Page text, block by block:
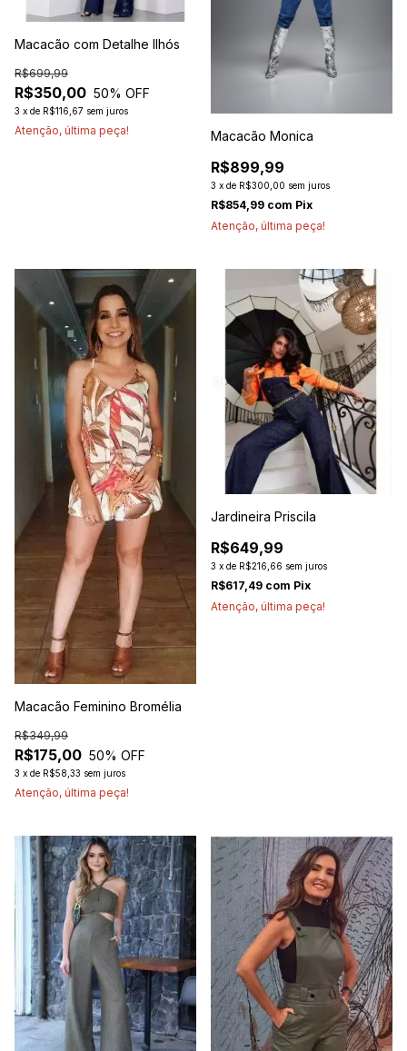
Macacão com Detalhe Ilhós
R$350,00
R$699,99
50% OFF
3 x de R$116,67 sem juros
Atenção, última peça! Macacão Monica
R$899,99
3 x de R$300,00 sem juros
R$854,99 com Pix
Atenção, última peça!
Macacão Feminino Bromélia
R$175,00
R$349,99
50% OFF
3 x de R$58,33 sem juros
Atenção, última peça!
Jardineira Priscila
R$649,99
3 x de R$216,66 sem juros
R$617,49 com Pix
Atenção, última peça!